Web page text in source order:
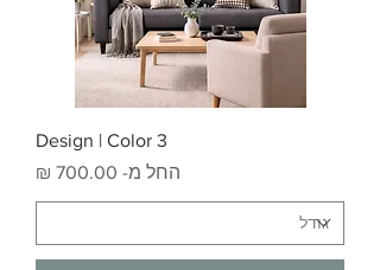
Design | Color 3
החל מ-
מחיר מבצע